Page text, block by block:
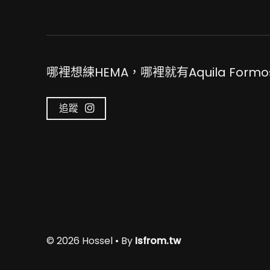
哪裡想練HEMA，哪裡就有Aquila
追蹤
© 2026 Hossel • By Isfrom.tw